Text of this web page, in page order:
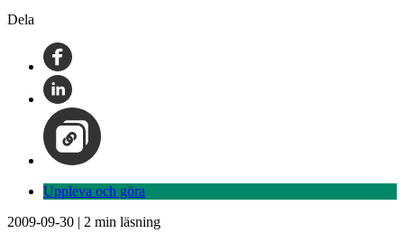
Dela
Uppleva och göra
2009-09-30 | 2 min läsning